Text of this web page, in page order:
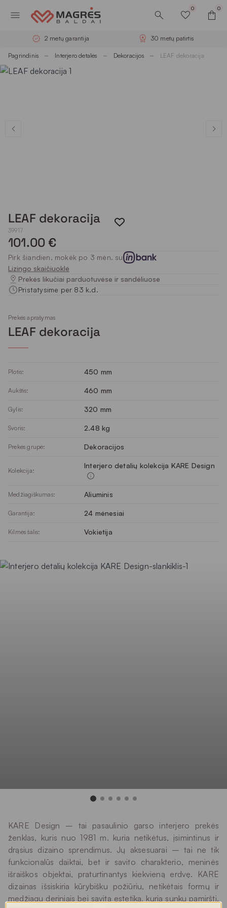
0 0
2 metų garantija 30 metų patirtis
Pagrindinis Interjero detalės Dekoracijos LEAF dekoracija
LEAF dekoracija
39917
101.00 €
Pirk šiandien, mokėk po 3 mėn. su
Lizingo skaičiuoklė
Prekės likučiai parduotuvėse ir sandėliuose
Pristatysime per 83 k.d.
Prekės aprašymas
LEAF dekoracija
Plotis: 450 mm
Aukštis: 460 mm
Gylis: 320 mm
Svoris: 2.48 kg
Prekės grupė: Dekoracijos
Kolekcija:
Interjero detalių kolekcija KARE Design
Medžiagiškumas: Aliuminis
Garantija: 24 mėnesiai
Kilmės šalis: Vokietija
KARE Design – tai pasaulinio garso interjero prekės
ženklas, kuris nuo 1981 m. kuria netikėtus, įsimintinus ir
drąsius dizaino sprendimus. Jų aksesuarai – tai ne tik
funkcionalūs daiktai, bet ir savito charakterio, meninės
išraiškos objektai, praturtinantys kiekvieną erdvę. KARE
dizainas išsiskiria kūrybišku požiūriu, netikėtais formų ir
medžiagų deriniais bei savita estetika, kurią sunku pamiršti.